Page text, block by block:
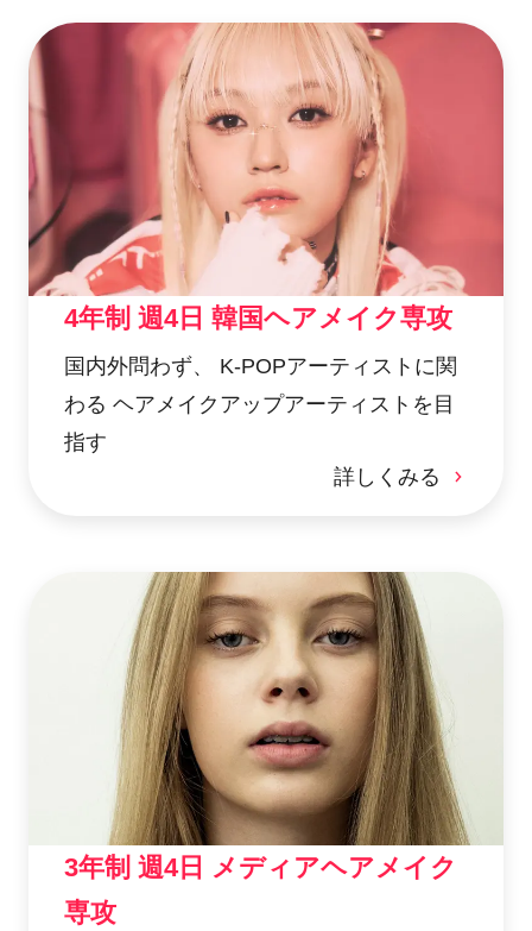
4年制 週4日 韓国ヘアメイク専攻
国内外問わず、 K-POPアーティストに関
わる ヘアメイクアップアーティストを目
指す
詳しくみる
3年制 週4日 メディアヘアメイク
専攻